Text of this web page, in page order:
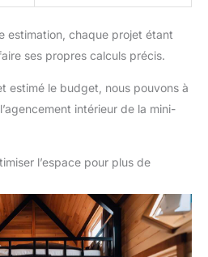
estimation, chaque projet étant
ses propres calculs précis.
estimé le budget, nous pouvons à
intérieur de la mini-
l’espace pour plus de